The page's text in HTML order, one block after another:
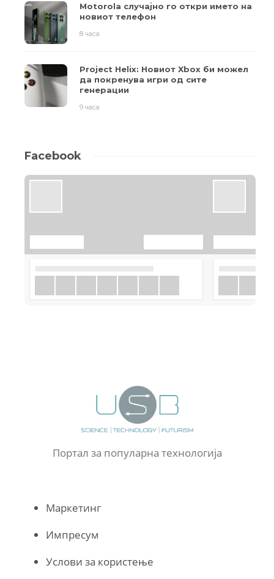
Motorola случајно го откри името на
новиот телефон
8 часа
Project Helix: Новиот Xbox би можел
да покренува игри од сите
генерации
9 часа
Facebook
Портал за популарна технологија
Маркетинг
Импресум
Услови за користење